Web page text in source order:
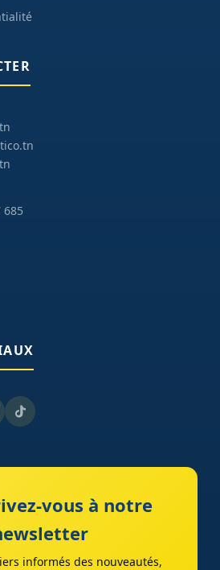
685
vous à notre
informés des nouveautés,